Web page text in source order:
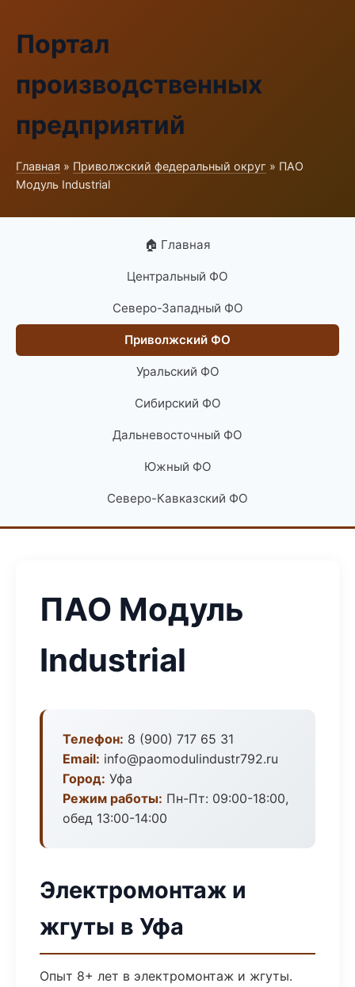
Портал
производственных
предприятий
Главная » Приволжский федеральный округ » ПАО
Модуль Industrial
🏠 Главная
Центральный ФО
Северо-Западный ФО
Приволжский ФО
Уральский ФО
Сибирский ФО
Дальневосточный ФО
Южный ФО
Северо-Кавказский ФО
ПАО Модуль
Industrial
Телефон: 8 (900) 717 65 31
Email: info@paomodulindustr792.ru
Город: Уфа
Режим работы: Пн-Пт: 09:00-18:00,
обед 13:00-14:00
Электромонтаж и
жгуты в Уфа
Опыт 8+ лет в электромонтаж и жгуты.